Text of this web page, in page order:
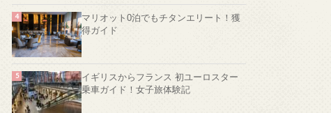
マリオット0泊でもチタンエリート！獲
得ガイド
イギリスからフランス 初ユーロスター
乗車ガイド！女子旅体験記